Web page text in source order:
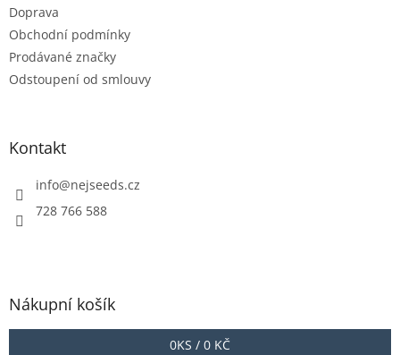
Doprava
Obchodní podmínky
Prodávané značky
Odstoupení od smlouvy
Kontakt
info@nejseeds.cz
728 766 588
Nákupní košík
0KS / 0 KČ